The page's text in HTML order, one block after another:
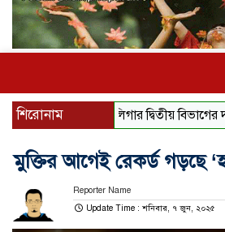
শিরোনামলা লিগার দ্বিতীয় বিভাগের দলের
মুক্তির আগেই রেকর্ড গড়ছে
Reporter Name
Update Time : শনিবার, ৭ জুন, ২০২৫